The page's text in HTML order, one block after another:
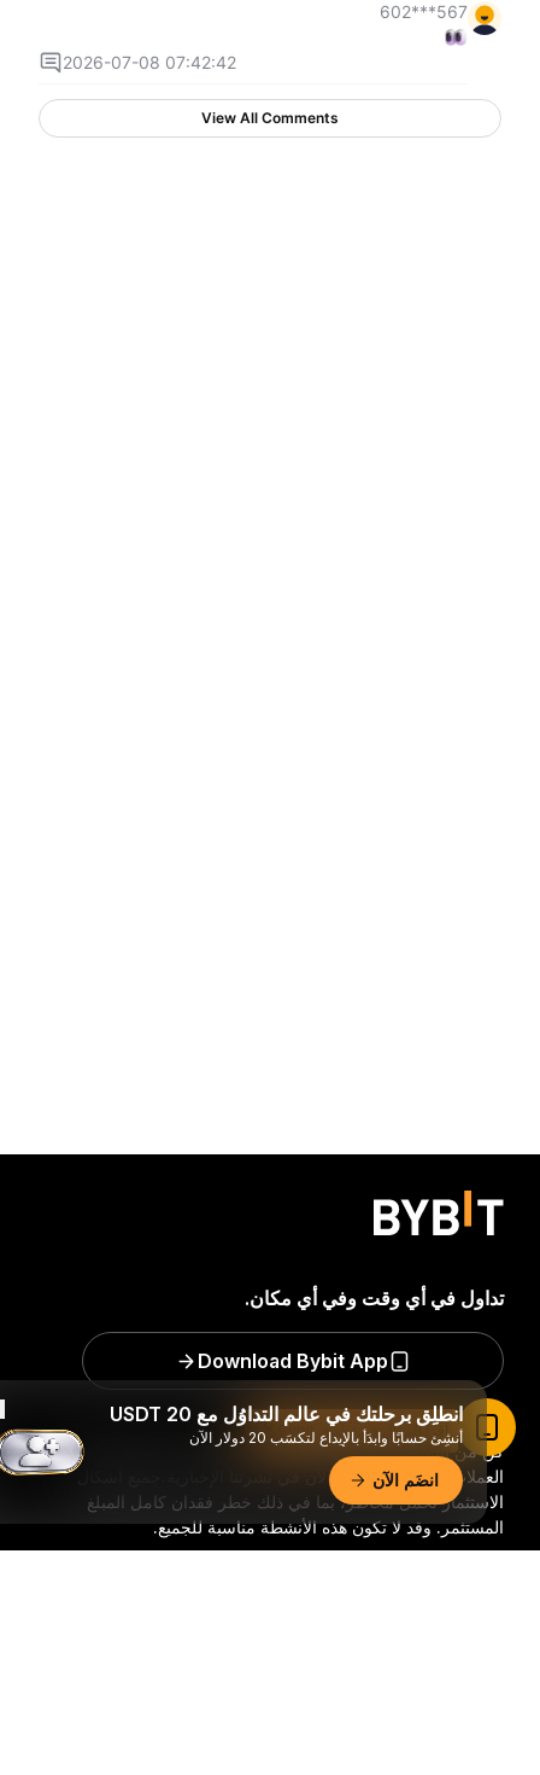
567***602
2026-07-08 07:42:42
View All Comments
كن من السباقين للحصول على رؤًى بالغة الأهمية وتحليلات لعالم
العملات الرقمية: اشترك الآن في نشرتنا الإخبارية.
الاستثمار تحمل مخاطر، بما في ذلك خطر فقدان كامل المبلغ
المستثمر. وقد لا تكون هذه الأنشطة مناسبة للجميع.
تداول في أي وقت وفي أي مكان.
Download Bybit App
انطلِق برحلتك في عالم التداوُل مع 20 USDT
أنشِئ حسابًا وابدَأ بالإيداع لتكسَب 20 دولار الآن
انضَم الآن
اقرأ المقال في تطبيق Bybit